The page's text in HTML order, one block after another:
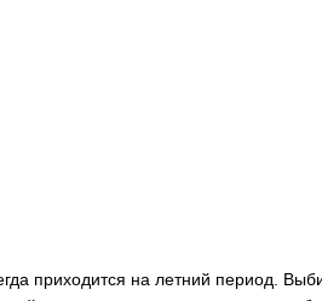
приходится на летний период.